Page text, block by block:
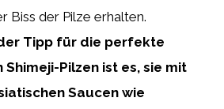
Biss der Pilze erhalten.
Tipp für die perfekte
Pilzen ist es, sie mit
Saucen wie